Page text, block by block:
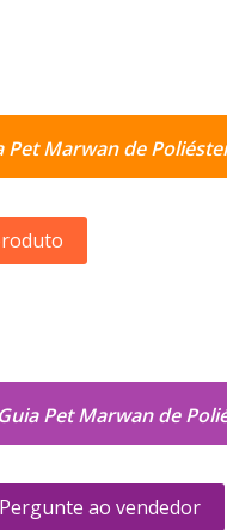
Pet Marwan de
Guia Pet Marwan de
Pergunte ao vendedor